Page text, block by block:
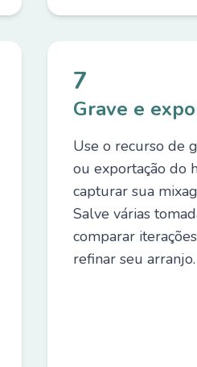
7
Grave e
Use o recurso de
ou exportação do
capturar sua
Salve várias
comparar
refinar seu arranjo.